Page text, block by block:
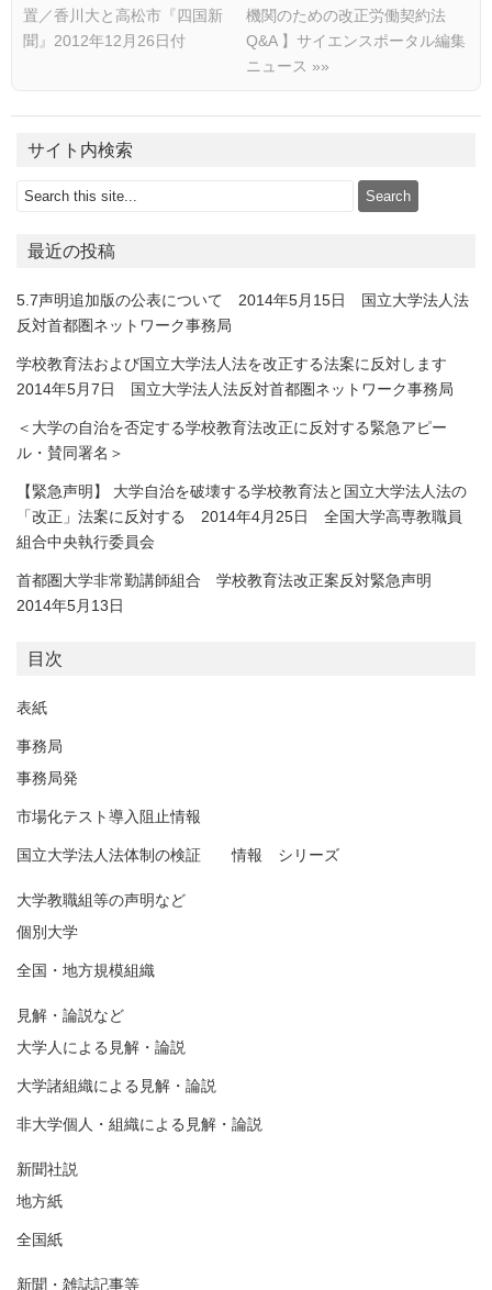
置／香川大と高松市『四国新
聞』2012年12月26日付
機関のための改正労働契約法
Q&A 】サイエンスポータル編集
ニュース »»
サイト内検索
最近の投稿
5.7声明追加版の公表について 2014年5月15日 国立大学法人法
反対首都圏ネットワーク事務局
学校教育法および国立大学法人法を改正する法案に反対します
2014年5月7日 国立大学法人法反対首都圏ネットワーク事務局
＜大学の自治を否定する学校教育法改正に反対する緊急アピー
ル・賛同署名＞
【緊急声明】 大学自治を破壊する学校教育法と国立大学法人法の
「改正」法案に反対する 2014年4月25日 全国大学高専教職員
組合中央執行委員会
首都圏大学非常勤講師組合 学校教育法改正案反対緊急声明
2014年5月13日
目次
表紙
事務局
事務局発
市場化テスト導入阻止情報
国立大学法人法体制の検証 情報 シリーズ
大学教職組等の声明など
個別大学
全国・地方規模組織
見解・論説など
大学人による見解・論説
大学諸組織による見解・論説
非大学個人・組織による見解・論説
新聞社説
地方紙
全国紙
新聞・雑誌記事等